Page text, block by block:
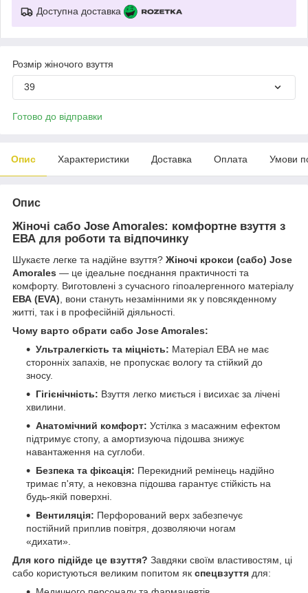
Доступна доставка
Розмір жіночого взуття
39
Готово до відправки
Опис Характеристики Доставка Оплата Умови
Опис
Жіночі сабо Jose Amorales: комфортне взуття з
ЕВА для роботи та відпочинку
Шукаєте легке та надійне взуття? Жіночі крокси (сабо) Jose
Amorales — це ідеальне поєднання практичності та
комфорту. Виготовлені з сучасного гіпоалергенного матеріалу
ЕВА (EVA) , вони стануть незамінними як у повсякденному
житті, так і в професійній діяльності.
Чому варто обрати сабо Jose Amorales:
Ультралегкість та міцність: Матеріал ЕВА не має
сторонніх запахів, не пропускає вологу та стійкий до
зносу.
Гігієнічність: Взуття легко миється і висихає за лічені
хвилини.
Анатомічний комфорт: Устілка з масажним ефектом
підтримує стопу, а амортизуюча підошва знижує
навантаження на суглоби.
Безпека та фіксація: Перекидний ремінець надійно
тримає п'яту, а нековзна підошва гарантує стійкість на
будь-якій поверхні.
Вентиляція: Перфорований верх забезпечує
постійний приплив повітря, дозволяючи ногам
«дихати».
Для кого підійде це взуття? Завдяки своїм властивостям, ці
сабо користуються великим попитом як спецвзуття для: